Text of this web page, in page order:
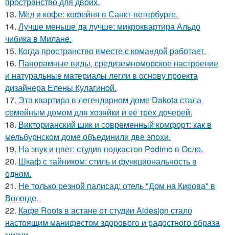
13. Мёд и кофе: кофейня в Санкт-петербурге.
14. Лучше меньше да лучше: микроквартира Альдо
чибика в Милане.
15. Когда пространство вместе с командой работает.
16. Панорамные виды, средиземноморское настроение
и натуральные материалы легли в основу проекта
дизайнера Елены Кулагиной.
17. Эта квартира в легендарном доме Dakota стала
семейным домом для хозяйки и её трёх дочерей.
18. Викторианский шик и современный комфорт: как в
мельбурнском доме объединили две эпохи.
19. На звук и цвет: студия подкастов Podimo в Осло.
20. Шкаф с тайником: стиль и функциональность в
одном.
21. Не только резной палисад: отель "Дом на Кирова" в
Вологде.
22. Кафе Roots в астане от студии Aidesign стало
настоящим манифестом здорового и радостного образа